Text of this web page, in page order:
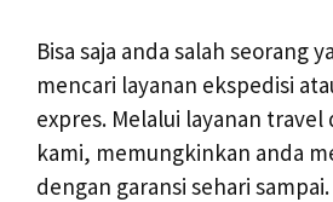
Bisa saja anda salah seorang
mencari layanan ekspedisi
expres. Melalui layanan
kami, memungkinkan anda
dengan garansi sehari sampai.